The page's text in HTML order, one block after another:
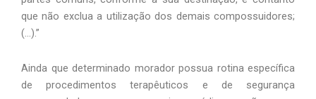
que não exclua a utilização dos demais compossuidores;
(…).”
Ainda que determinado morador possua rotina específica
de procedimentos terapêuticos e de segurança